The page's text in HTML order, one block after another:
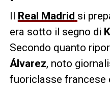
Il Real Madrid si
era sotto il segno di
Secondo quanto
Álvarez, noto
fuoriclasse francese